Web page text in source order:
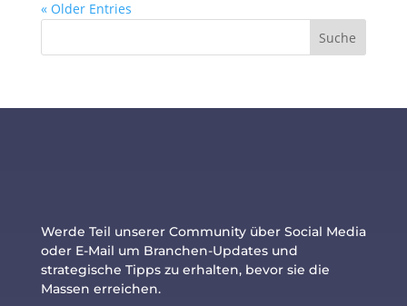
« Older Entries
Werde Teil unserer Community über Social Media
oder E-Mail um Branchen-Updates und
strategische Tipps zu erhalten, bevor sie die
Massen erreichen.